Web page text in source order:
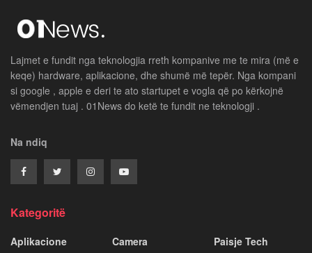
Lajmet e fundit nga teknologjia rreth kompanive me te mira (më e
keqe) hardware, aplikacione, dhe shumë më tepër. Nga kompani
si google , apple e deri te ato startupet e vogla që po kërkojnë
vëmendjen tuaj . 01News do ketë te fundit ne teknologji .
Na ndiq
Kategoritë
Aplikacione
Camera
Paisje Tech